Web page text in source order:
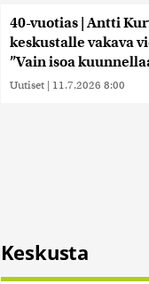
40-vuotias | Antti
keskustalle vakava
”Vain isoa
Uutiset | 11.7.2026 8:00
Keskusta